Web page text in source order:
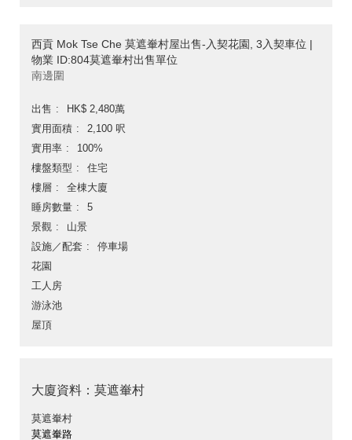
西貢 Mok Tse Che 莫遮輋村屋出售-入契花園, 3入契車位 |
物業 ID:804莫遮輋村出售單位
南邊圍
出售
HK$ 2,480萬
實用面積
2,100 呎
實用率
100%
樓盤類型
住宅
樓層
全棟大廈
睡房數量
5
景觀
山景
設施／配套
停車場
花園
工人房
游泳池
屋頂
大廈資料：莫遮輋村
莫遮輋村
莫遮輋路